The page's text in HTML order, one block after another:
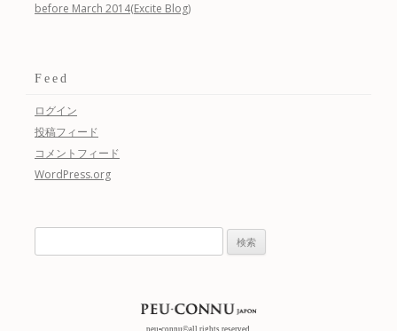
before March 2014(Excite Blog)
Feed
ログイン
投稿フィード
コメントフィード
WordPress.org
索: